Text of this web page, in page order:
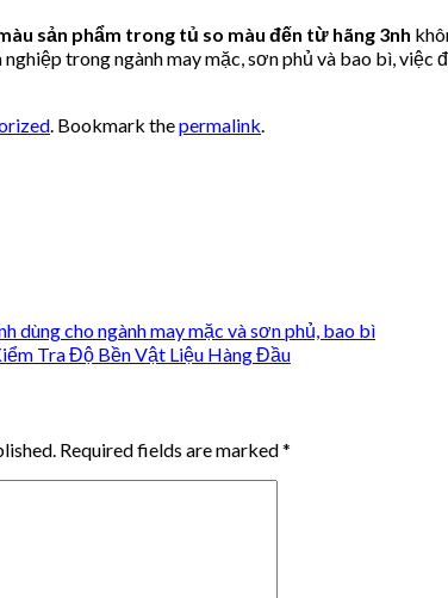
sản phẩm trong tủ so màu đến từ hãng 3nh
trong ngành may mặc, sơn phủ và bao bì,
. Bookmark thepermalink.
dùng cho ngành may mặc và sơn phủ, bao bì
Tra Độ Bền Vật Liệu Hàng Đầu
Required fields are marked*